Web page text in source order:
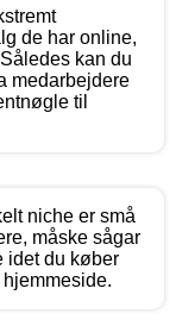
de har online,
kan du
medarbejdere
til
niche er små
måske sågar
idet du køber